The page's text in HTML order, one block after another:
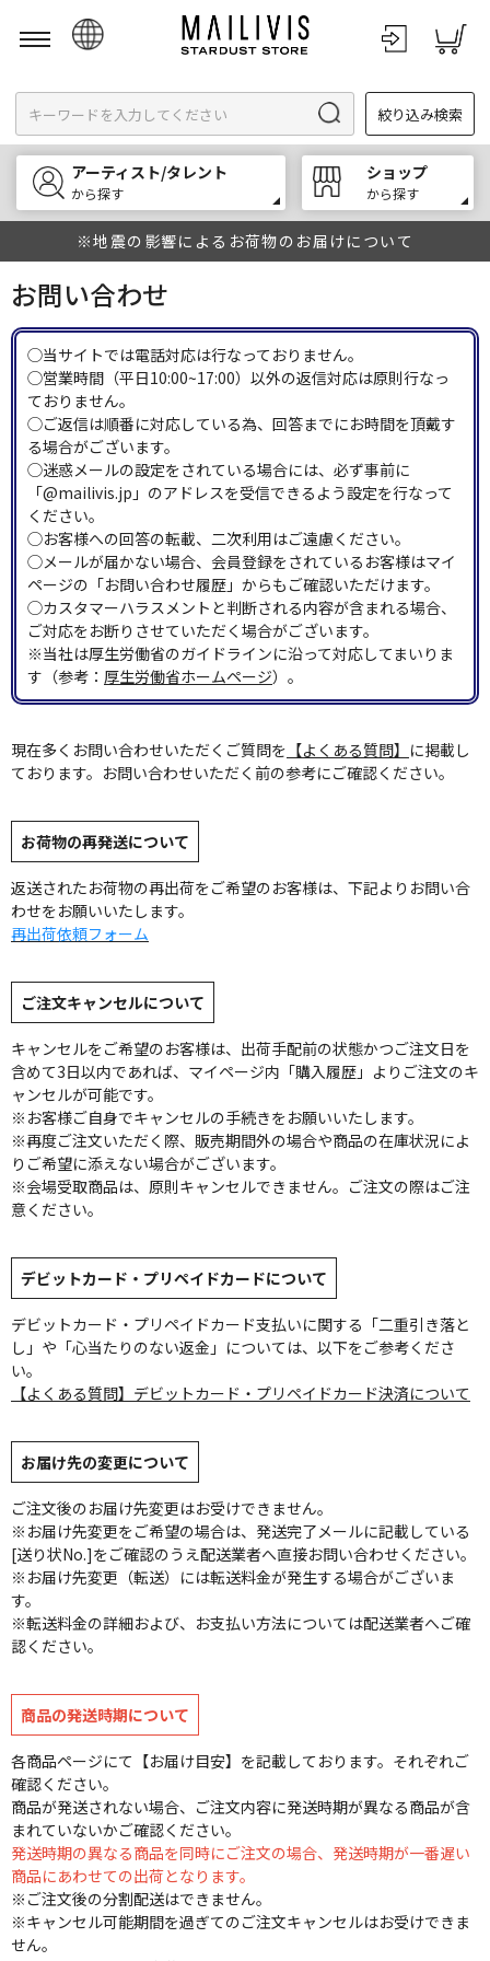
English
한국어
中文
絞り込み検索
アーティスト/タレント
から探す
ショップ
から探す
※地震の影響によるお荷物のお届けについて
お問い合わせ
◯当サイトでは電話対応は行なっておりません。
◯営業時間（平日10:00~17:00）以外の返信対応は原則行なっ
ておりません。
◯ご返信は順番に対応している為、回答までにお時間を頂戴す
る場合がございます。
◯迷惑メールの設定をされている場合には、必ず事前に
「@mailivis.jp」のアドレスを受信できるよう設定を行なって
ください。
◯お客様への回答の転載、二次利用はご遠慮ください。
◯メールが届かない場合、会員登録をされているお客様はマイ
ページの「お問い合わせ履歴」からもご確認いただけます。
◯カスタマーハラスメントと判断される内容が含まれる場合、
ご対応をお断りさせていただく場合がございます。
※当社は厚生労働省のガイドラインに沿って対応してまいりま
す（参考： 厚生労働省ホームページ）。
現在多くお問い合わせいただくご質問を 【よくある質問】 に掲載し
ております。お問い合わせいただく前の参考にご確認ください。
お荷物の再発送について
返送されたお荷物の再出荷をご希望のお客様は、下記よりお問い合
わせをお願いいたします。
再出荷依頼フォーム
ご注文キャンセルについて
キャンセルをご希望のお客様は、出荷手配前の状態かつご注文日を
含めて3日以内であれば、マイページ内「購入履歴」よりご注文のキ
ャンセルが可能です。
※お客様ご自身でキャンセルの手続きをお願いいたします。
※再度ご注文いただく際、販売期間外の場合や商品の在庫状況によ
りご希望に添えない場合がございます。
※会場受取商品は、原則キャンセルできません。ご注文の際はご注
意ください。
デビットカード・プリペイドカードについて
デビットカード・プリペイドカード支払いに関する「二重引き落と
し」や「心当たりのない返金」については、以下をご参考くださ
い。
【よくある質問】デビットカード・プリペイドカード決済について
お届け先の変更について
ご注文後のお届け先変更はお受けできません。
※お届け先変更をご希望の場合は、発送完了メールに記載している
[送り状No.]をご確認のうえ配送業者へ直接お問い合わせください。
※お届け先変更（転送）には転送料金が発生する場合がございま
す。
※転送料金の詳細および、お支払い方法については配送業者へご確
認ください。
商品の発送時期について
各商品ページにて【お届け目安】を記載しております。それぞれご
確認ください。
商品が発送されない場合、ご注文内容に発送時期が異なる商品が含
まれていないかご確認ください。
発送時期の異なる商品を同時にご注文の場合、発送時期が一番遅い
商品にあわせての出荷となります。
※ご注文後の分割配送はできません。
※キャンセル可能期間を過ぎてのご注文キャンセルはお受けできま
せん。